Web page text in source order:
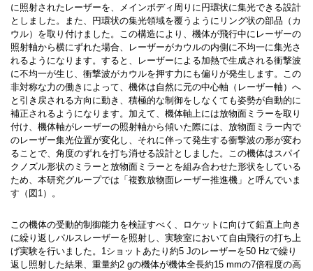
に照射されたレーザーを、メインボディ周りに円環状に集光できる設計
としました。また、円環状の集光領域を覆うようにリング状の部品（カ
ウル）を取り付けました。この構造により、機体が飛行中にレーザーの
照射軸から横にずれた場合、レーザーがカウルの内側に不均一に集光さ
れるようになります。すると、レーザーによる加熱で生成される衝撃波
に不均一が生じ、衝撃波がカウルを押す力にも偏りが発生します。この
非対称な力の働きによって、機体は自然に元の中心軸（レーザー軸）へ
と引き戻される方向に動き、積極的な制御をしなくても姿勢が自動的に
補正されるようになります。加えて、機体軸上には放物面ミラーを取り
付け、機体軸がレーザーの照射軸から傾いた際には、放物面ミラー内で
のレーザー集光位置が変化し、それに伴って発生する衝撃波の形が変わ
ることで、角度のずれを打ち消せる設計としました。この機体はスパイ
クノズル形状のミラーと放物面ミラーとを組み合わせた形状をしている
ため、本研究グループでは「複数放物面レーザー推進機」と呼んでいま
す（図1）。
この機体の受動的制御能力を検証すべく、ロケットに向けて鉛直上向き
に繰り返しパルスレーザーを照射し、実験室において自由飛行の打ち上
げ実験を行いました。1ショットあたり約5 Jのレーザーを50 Hzで繰り
返し照射した結果、重量約2 gの機体が機体全長約15 mmの7倍程度の高